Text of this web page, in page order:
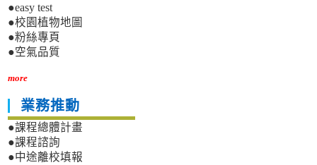
●easy test
●校園植物地圖
●粉絲專頁
●空氣品質
more
業務推動
●課程總體計畫
●課程諮詢
●中途離校填報